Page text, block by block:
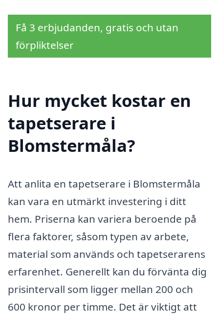
Få 3 erbjudanden, gratis och utan
förpliktelser
Hur mycket kostar en
tapetserare i
Blomstermåla?
Att anlita en tapetserare i Blomstermåla
kan vara en utmärkt investering i ditt
hem. Priserna kan variera beroende på
flera faktorer, såsom typen av arbete,
material som används och tapetserarens
erfarenhet. Generellt kan du förvänta dig
prisintervall som ligger mellan 200 och
600 kronor per timme. Det är viktigt att